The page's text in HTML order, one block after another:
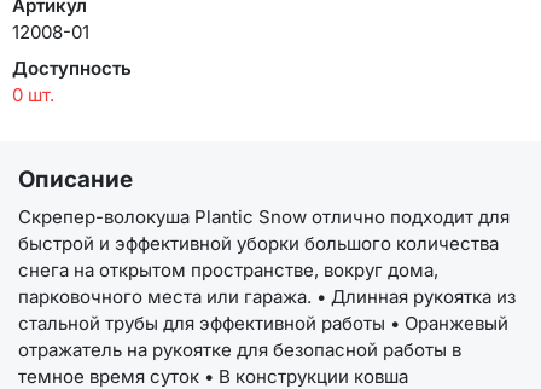
Артикул
12008-01
Доступность
0 шт.
Описание
Скрепер-волокуша Plantic Snow отлично подходит для
быстрой и эффективной уборки большого количества
снега на открытом пространстве, вокруг дома,
парковочного места или гаража. • Длинная рукоятка из
стальной трубы для эффективной работы • Оранжевый
отражатель на рукоятке для безопасной работы в
темное время суток • В конструкции ковша